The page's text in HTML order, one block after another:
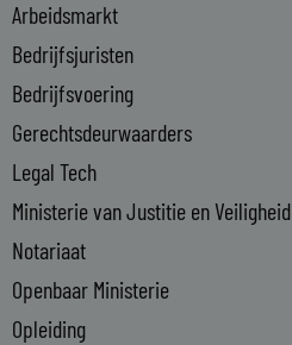
i
n
-
i
n
Arbeidsmarkt
Bedrijfsjuristen
Bedrijfsvoering
Gerechtsdeurwaarders
Legal Tech
Ministerie van Justitie en Veiligheid
Notariaat
Openbaar Ministerie
Opleiding